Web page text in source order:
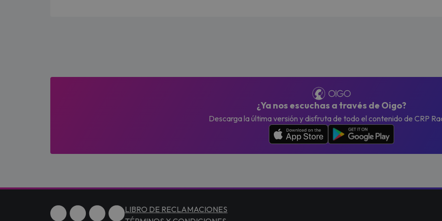
¿Ya nos escuchas a través de Oigo?
Descarga la última versión y disfruta de todo el contenido de CRP
LIBRO DE RECLAMACIONES